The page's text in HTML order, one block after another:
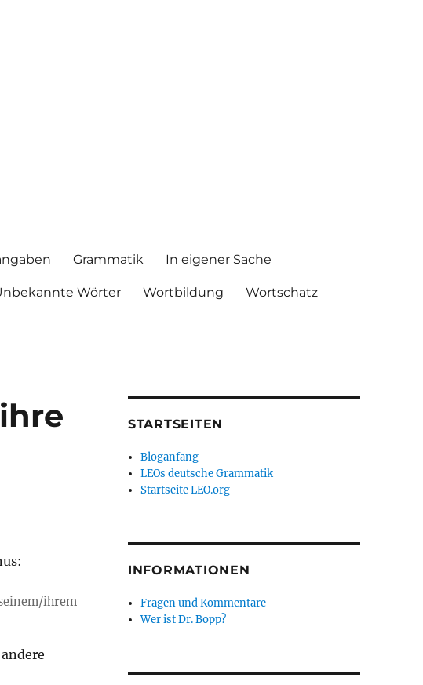
Grammatik In eigener Sache
Wörter Wortbildung Wortschatz
ihrem
STARTSEITEN
Bloganfang
LEOs deutsche Grammatik
Startseite LEO.org
INFORMATIONEN
Fragen und Kommentare
Wer ist Dr. Bopp?